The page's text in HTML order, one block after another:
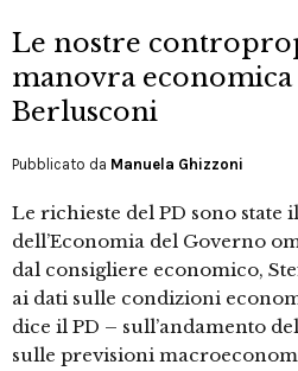
Le nostre
manovra
Berlusconi
Pubblicato da Manuela Ghizzoni
Le richieste del PD sono
dell’Economia del Governo
dal consigliere economico,
ai dati sulle condizioni
dice il PD – sull’andamento
sulle previsioni